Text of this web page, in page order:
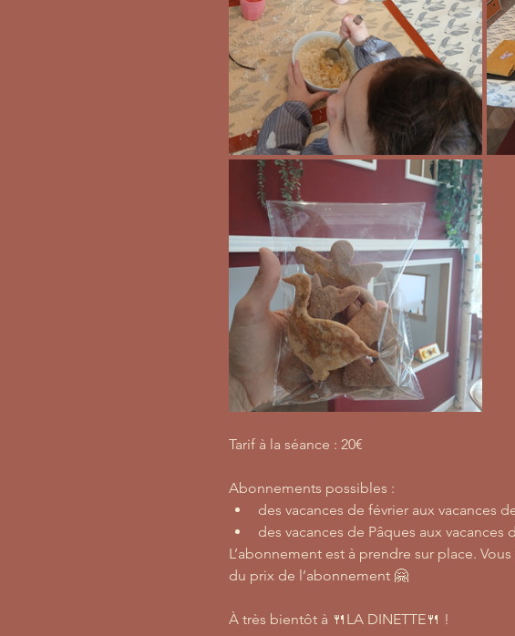
Tarif à la séance : 20€
Abonnements possibles :
des vacances de février aux vacances
des vacances de Pâques aux vacances
L’abonnement est à prendre sur place.
du prix de l’abonnement 🤗
À très bientôt à 🍴LA DINETTE🍴 !